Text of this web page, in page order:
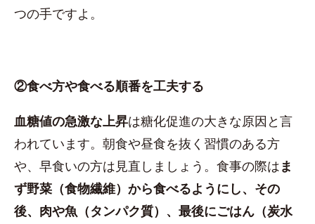
つの手ですよ。
②食べ方や食べる順番を工夫する
血糖値の急激な上昇は糖化促進の大きな原因と言
われています。朝食や昼食を抜く習慣のある方
や、早食いの方は見直しましょう。食事の際はま
ず野菜（食物繊維）から食べるようにし、その
後、肉や魚（タンパク質）、最後にごはん（炭水